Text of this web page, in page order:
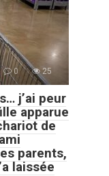
0 25
j’ai peur
apparue
de
parents,
laissée